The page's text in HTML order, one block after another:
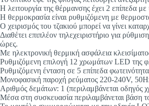
Η λειτουργία της θέρμανσης έχει 2
Η θερμοκρασία είναι ρυθμιζόμενη με
Ο χειρισμός του τζακιού μπορεί να γίνει
Διαθέτει επιπλέον τηλεχειριστήριο για
ώρες.
Με ηλεκτρονική θερμική ασφάλεια
Ρυθμιζόμενη επιλογή 12 χρωμάτων LED της
Ρυθμιζόμενη ένταση σε 5 επίπεδα
Μονοφασική παροχή ρεύματος 220-240V,
Αριθμός δεμάτων: 1 (περιλαμβάνεται οδηγός
Μέσα στη συσκευασία περιλαμβάνεται βάση